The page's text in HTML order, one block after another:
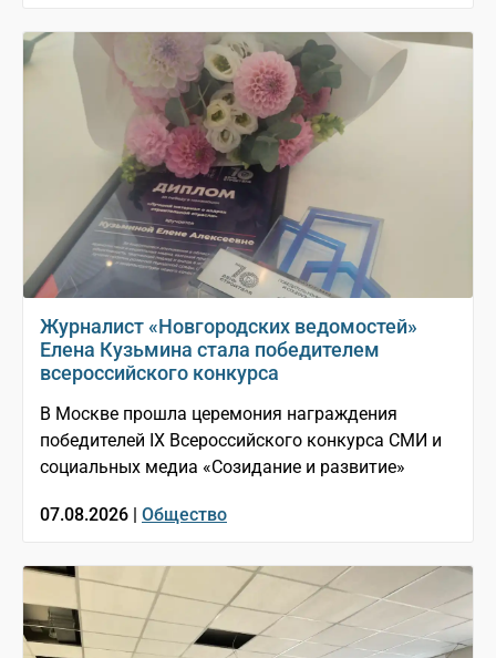
Журналист «Новгородских ведомостей»
Елена Кузьмина стала победителем
всероссийского конкурса
В Москве прошла церемония награждения
победителей IX Всероссийского конкурса СМИ и
социальных медиа «Созидание и развитие»
07.08.2026 | Общество